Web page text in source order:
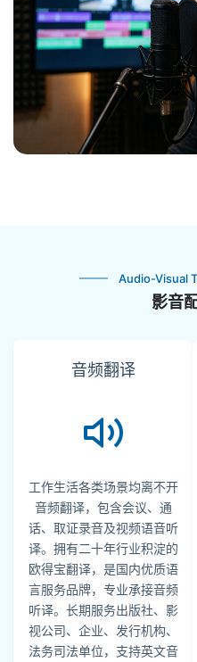
影音
Audio-Visual
音频翻译
工作生活各类场景均离不开
音频翻译，包含会议、通
话、取证录音及视频语音听
译。拥有二十年行业积淀的
欧得宝翻译，是国内优质语
言服务品牌，专业承接音频
听译。长期服务出版社、影
视公司、企业、发行机构、
法务司法单位，支持英文音